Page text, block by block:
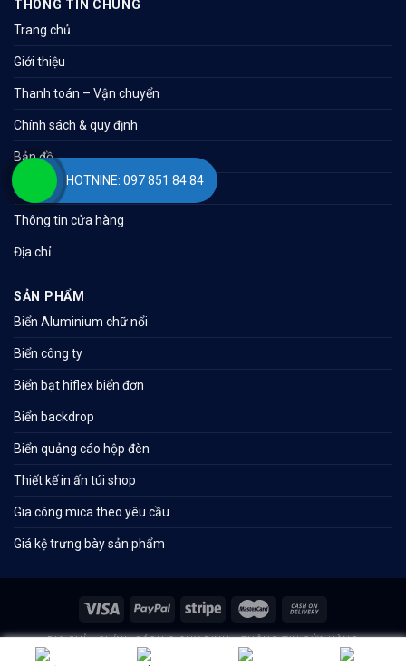
THÔNG TIN CHUNG
Trang chủ
Giới thiệu
Thanh toán – Vận chuyển
Chính sách & quy định
Bản đồ
Liên hệ
Thông tin cửa hàng
Địa chỉ
SẢN PHẨM
Biển Aluminium chữ nổi
Biển công ty
Biển bạt hiflex biển đơn
Biển backdrop
Biển quảng cáo hộp đèn
Thiết kế in ấn túi shop
Gia công mica theo yêu cầu
Giá kệ trưng bày sản phẩm
ĐỊA CHỈ CHÍNH SÁCH & QUY ĐỊNH THÔNG TIN CỬA HÀNG
HOTNINE: 097 851 84 84